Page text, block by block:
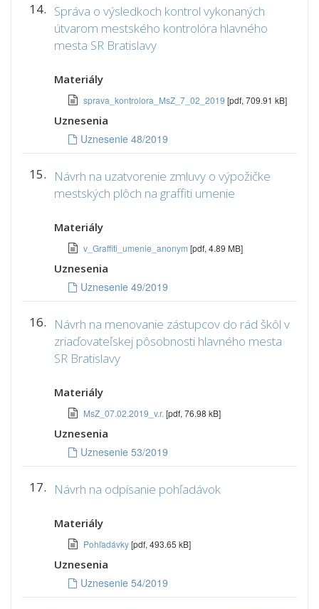
14. Správa o výsledkoch kontrol vykonaných
útvarom mestského kontrolóra hlavného
mesta SR Bratislavy
Materiály
sprava_kontrolora_MsZ_7_02_2019 [pdf, 709.91 kB]
Uznesenia
Uznesenie 48/2019
15.
Návrh na uzatvorenie zmluvy o výpožičke
mestských plôch na graffiti umenie
Materiály
v_Graffiti_umenie_anonym [pdf, 4.89 MB]
Uznesenia
Uznesenie 49/2019
16.
Návrh na menovanie zástupcov do rád škôl v
zriaďovateľskej pôsobnosti hlavného mesta
SR Bratislavy
Materiály
MsZ_07.02.2019_v.r. [pdf, 76.98 kB]
Uznesenia
Uznesenie 53/2019
17. Návrh na odpísanie pohľadávok
Materiály
Pohľadávky[pdf, 493.65 kB]
Uznesenia
Uznesenie 54/2019